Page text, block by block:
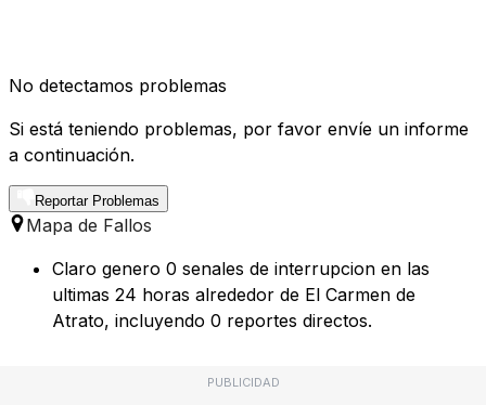
No detectamos problemas
Si está teniendo problemas, por favor envíe un informe
a continuación.
Reportar Problemas
Mapa de Fallos
Claro genero 0 senales de interrupcion en las
ultimas 24 horas alrededor de El Carmen de
Atrato, incluyendo 0 reportes directos.
PUBLICIDAD